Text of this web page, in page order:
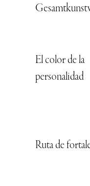
El color de la
personalidad
Ruta de